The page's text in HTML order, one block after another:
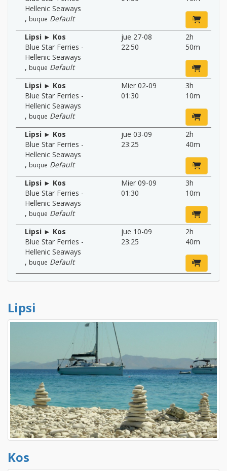
Hellenic Seaways
, buque Default
Lipsi ► Kos
Blue Star Ferries -
Hellenic Seaways
, buque Default
jue 27-08
22:50
2h
50m
Lipsi ► Kos
Blue Star Ferries -
Hellenic Seaways
, buque Default
Mier 02-09
01:30
3h
10m
Lipsi ► Kos
Blue Star Ferries -
Hellenic Seaways
, buque Default
jue 03-09
23:25
2h
40m
Lipsi ► Kos
Blue Star Ferries -
Hellenic Seaways
, buque Default
Mier 09-09
01:30
3h
10m
Lipsi ► Kos
Blue Star Ferries -
Hellenic Seaways
, buque Default
jue 10-09
23:25
2h
40m
Lipsi
Kos